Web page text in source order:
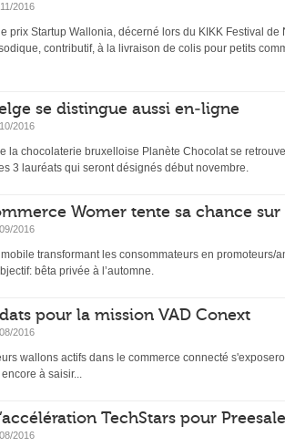
2016
prix Startup Wallonia, décerné lors du KIKK Festival
contributif, à la livraison de colis pour petits
se distingue aussi en-ligne
2016
la chocolaterie bruxelloise Planète Chocolat se
3 lauréats qui seront désignés début novembre.
Womer tente sa chance sur
2016
mobile transformant les consommateurs en
bêta privée à l’automne.
pour la mission VAD Conext
2016
wallons actifs dans le commerce connecté
à saisir...
TechStars pour Preesale
2016